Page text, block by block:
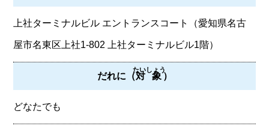
上社ターミナルビル エントランスコート（愛知県名古
屋市名東区上社1-802 上社ターミナルビル1階）
だれに（対象
たいしょう
）
どなたでも